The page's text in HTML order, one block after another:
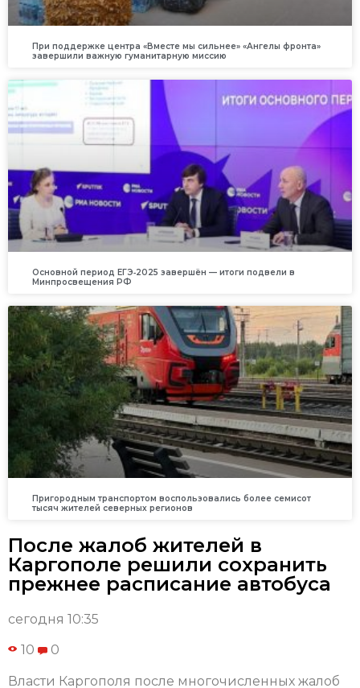
При поддержке центра «Вместе мы сильнее» «Ангелы фронта»
завершили важную гуманитарную миссию
Основной период ЕГЭ‑2025 завершён — итоги подвели в
Минпросвещения РФ
Пригородным транспортом воспользовались более семисот
тысяч жителей северных регионов
После жалоб жителей в
Каргополе решили сохранить
прежнее расписание автобуса
сегодня 10:35
10 0
Власти Каргополя после многочисленных жалоб